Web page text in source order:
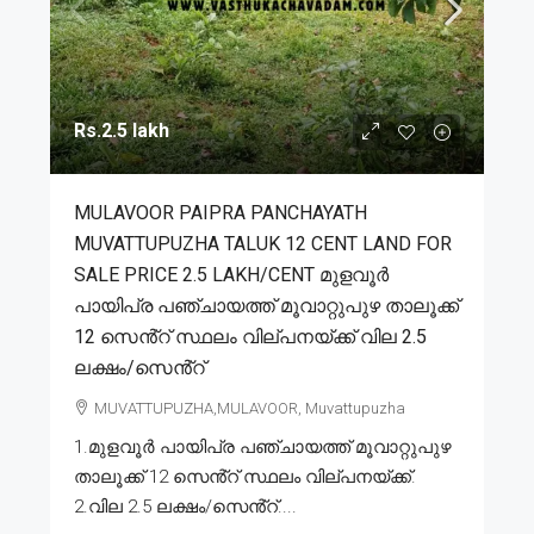
Rs.2.5 lakh
MULAVOOR PAIPRA PANCHAYATH
MUVATTUPUZHA TALUK 12 CENT LAND FOR
SALE PRICE 2.5 LAKH/CENT മുളവൂർ
പായിപ്ര പഞ്ചായത്ത് മൂവാറ്റുപുഴ താലൂക്ക്
12 സെൻ്റ് സ്ഥലം വില്പനയ്ക്ക് വില 2.5
ലക്ഷം/സെൻ്റ്
MUVATTUPUZHA,MULAVOOR, Muvattupuzha
1.മുളവൂർ പായിപ്ര പഞ്ചായത്ത് മൂവാറ്റുപുഴ
താലൂക്ക് 12 സെൻ്റ് സ്ഥലം വില്പനയ്ക്ക്.
2.വില 2.5 ലക്ഷം/സെൻ്റ്....